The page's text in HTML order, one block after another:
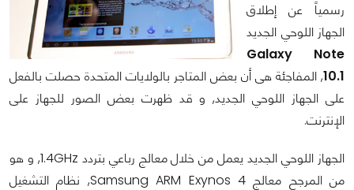
رسمياً عن إطلاق
الجهاز اللوحي الجديد
Galaxy Note
10.1, المفاجئة هى أن بعض المتاجر بالولايات المتحدة حصلت بالفعل
على الجهاز اللوحي الجديد, و قد ظهرت بعض الصور للجهاز على
الإنترنت.
الجهاز اللوحي الجديد يعمل من خلال معالج رباعي بتردد 1.4GHz, و هو
من المرجح معالج Samsung ARM Exynos 4, نظام التشغيل